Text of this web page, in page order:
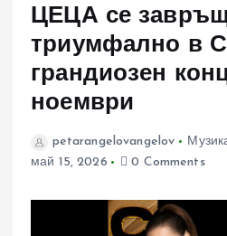
ЦЕЦА се
триумфално в
грандиозен
ноември
petarangelovangelov
май 15, 2026
0 Comments